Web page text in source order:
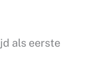
als eerste